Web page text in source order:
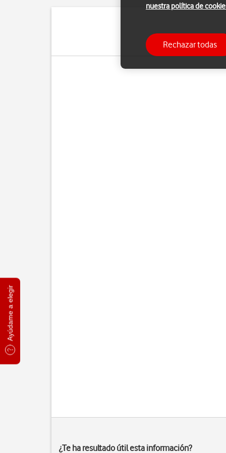
Ayúdame a elegir
Puedes utilizar la
¿Te ha resultado útil esta información?
nuestra política de
Rechazar todas